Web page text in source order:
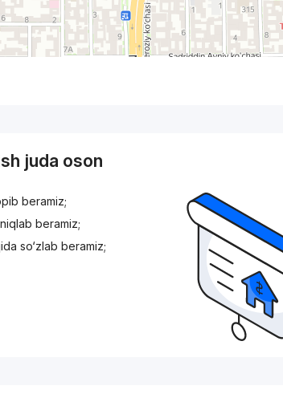
juda oson
beramiz;
beramiz;
so‘zlab beramiz;